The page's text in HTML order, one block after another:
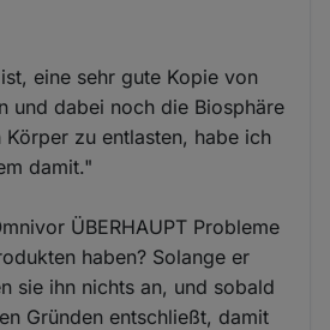
eine sehr gute Kopie von
und dabei noch die Biosphäre
zu entlasten, habe ich
damit."
ÜBERHAUPT Probleme
haben? Solange er
sie ihn nichts an, und sobald
Gründen entschließt, damit